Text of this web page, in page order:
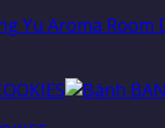
Yu Aroma Room